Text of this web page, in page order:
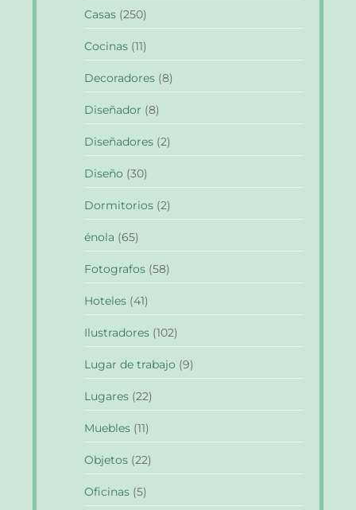
Casas (250)
Cocinas (11)
Decoradores (8)
Diseñador (8)
Diseñadores (2)
Diseño (30)
Dormitorios (2)
énola (65)
Fotografos (58)
Hoteles (41)
Ilustradores (102)
Lugar de trabajo (9)
Lugares (22)
Muebles (11)
Objetos (22)
Oficinas (5)